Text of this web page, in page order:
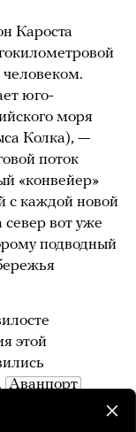
Кароста
человеком.
юго-
моря
Колка), —
поток
«конвейер»
с каждой новой
вот уже
подводный
этой
Аванпорт
и северного
и полтора